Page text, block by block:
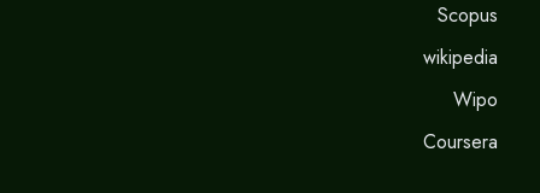
Scopus
wikipedia
Wipo
Coursera